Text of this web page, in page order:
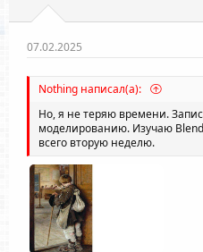
07.02.2025
Nothing написал(а):
Но, я не теряю времени.
моделированию. Изучаю
всего вторую неделю.